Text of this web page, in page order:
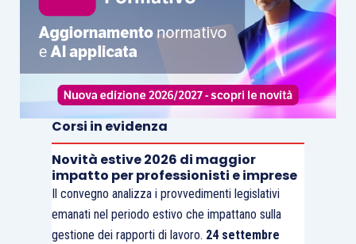
Corsi in evidenza
Novità estive 2026 di maggior
impatto per professionisti e imprese
Il convegno analizza i provvedimenti legislativi
emanati nel periodo estivo che impattano sulla
gestione dei rapporti di lavoro. 24 settembre